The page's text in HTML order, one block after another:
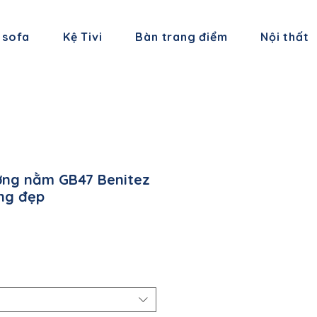
sofa Kệ Tivi Bàn trang điểm Nội thất
nằm GB47 Benitez
đẹp